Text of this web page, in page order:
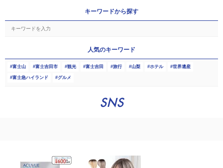
キーワードから探す
人気のキーワード
富士山 富士吉田市 観光 富士吉田 旅行 山梨 ホテル 世界遺産
富士急ハイランド グルメ
SNS